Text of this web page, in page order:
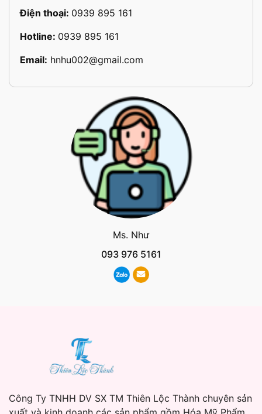
Điện thoại: 0939 895 161
Hotline: 0939 895 161
Email: hnhu002@gmail.com
Ms. Như
093 976 5161
Công Ty TNHH DV SX TM Thiên Lộc Thành chuyên sản